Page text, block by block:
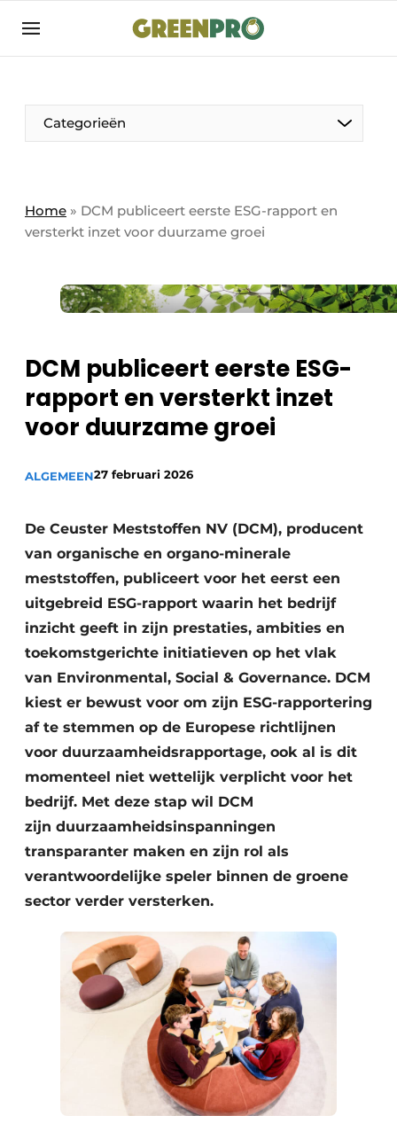
Aanmelden
Bedrijven
Bedrijven
Direct contact
Evenement aanmelden
groenprofessional
Meest gelezen
Podcasts
Privacy / Cookie statement
Vacature aanmelden
Video’s
Categorieën
Home » DCM publiceert eerste ESG-rapport en
versterkt inzet voor duurzame groei
DCM publiceert eerste ESG-
rapport en versterkt inzet
voor duurzame groei
ALGEMEEN27 februari 2026
De Ceuster Meststoffen NV (DCM), producent
van organische en organo-minerale
meststoffen, publiceert voor het eerst een
uitgebreid ESG-rapport waarin het bedrijf
inzicht geeft in zijn prestaties, ambities en
toekomstgerichte initiatieven op het vlak
van Environmental, Social & Governance. DCM
kiest er bewust voor om zijn ESG-rapportering
af te stemmen op de Europese richtlijnen
voor duurzaamheidsrapportage, ook al is dit
momenteel niet wettelijk verplicht voor het
bedrijf. Met deze stap wil DCM
zijn duurzaamheidsinspanningen
transparanter maken en zijn rol als
verantwoordelijke speler binnen de groene
sector verder versterken.